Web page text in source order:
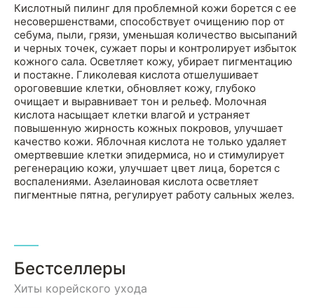
Кислотный пилинг для проблемной кожи борется с ее
несовершенствами, способствует очищению пор от
себума, пыли, грязи, уменьшая количество высыпаний
и черных точек, сужает поры и контролирует избыток
кожного сала. Осветляет кожу, убирает пигментацию
и постакне. Гликолевая кислота отшелушивает
ороговевшие клетки, обновляет кожу, глубоко
очищает и выравнивает тон и рельеф. Молочная
кислота насыщает клетки влагой и устраняет
повышенную жирность кожных покровов, улучшает
качество кожи. Яблочная кислота не только удаляет
омертвевшие клетки эпидермиса, но и стимулирует
регенерацию кожи, улучшает цвет лица, борется с
воспалениями. Азелаиновая кислота осветляет
пигментные пятна, регулирует работу сальных желез.
Бестселлеры
Хиты корейского ухода